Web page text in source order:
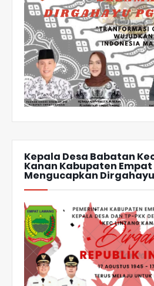
Kepala Desa Babatan
Kanan Kabupaten
Mengucapkan Dirgahayu